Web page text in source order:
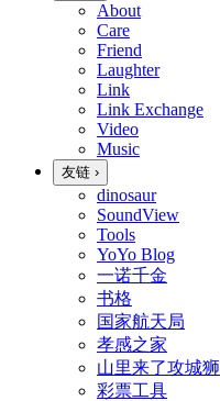
About
Care
Friend
Laughter
Link
Link Exchange
Video
Music
友链 ›
dinosaur
SoundView
Tools
YoYo Blog
一诺千金
书格
国家航天局
孝感之家
山里来了攻城狮
彩票工具